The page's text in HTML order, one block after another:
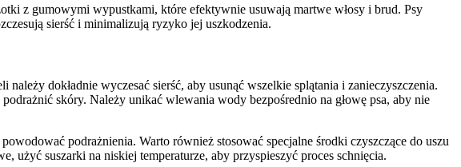
z gumowymi wypustkami, które efektywnie usuwają martwe włosy i brud. Psy
sierść i minimalizują ryzyko jej uszkodzenia.
dokładnie wyczesać sierść, aby usunąć wszelkie splątania i zanieczyszczenia.
skóry. Należy unikać wlewania wody bezpośrednio na głowę psa, aby nie
podrażnienia. Warto również stosować specjalne środki czyszczące do uszu
użyć suszarki na niskiej temperaturze, aby przyspieszyć proces schnięcia.